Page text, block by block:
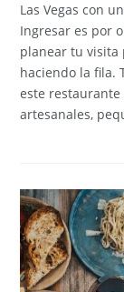
Las Vegas con
Ingresar es por
planear tu visita
haciendo la fila.
este
artesanales,